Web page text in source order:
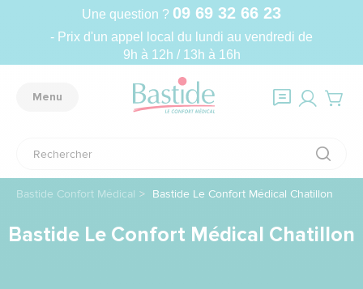
Une question ? 09 69 32 66 23
- Prix d'un appel local du lundi au vendredi de
9h à 12h / 13h à 16h
Menu
Bastide Confort Médical Bastide Le Confort Médical Chatillon
Bastide Le Confort Médical Chatillon